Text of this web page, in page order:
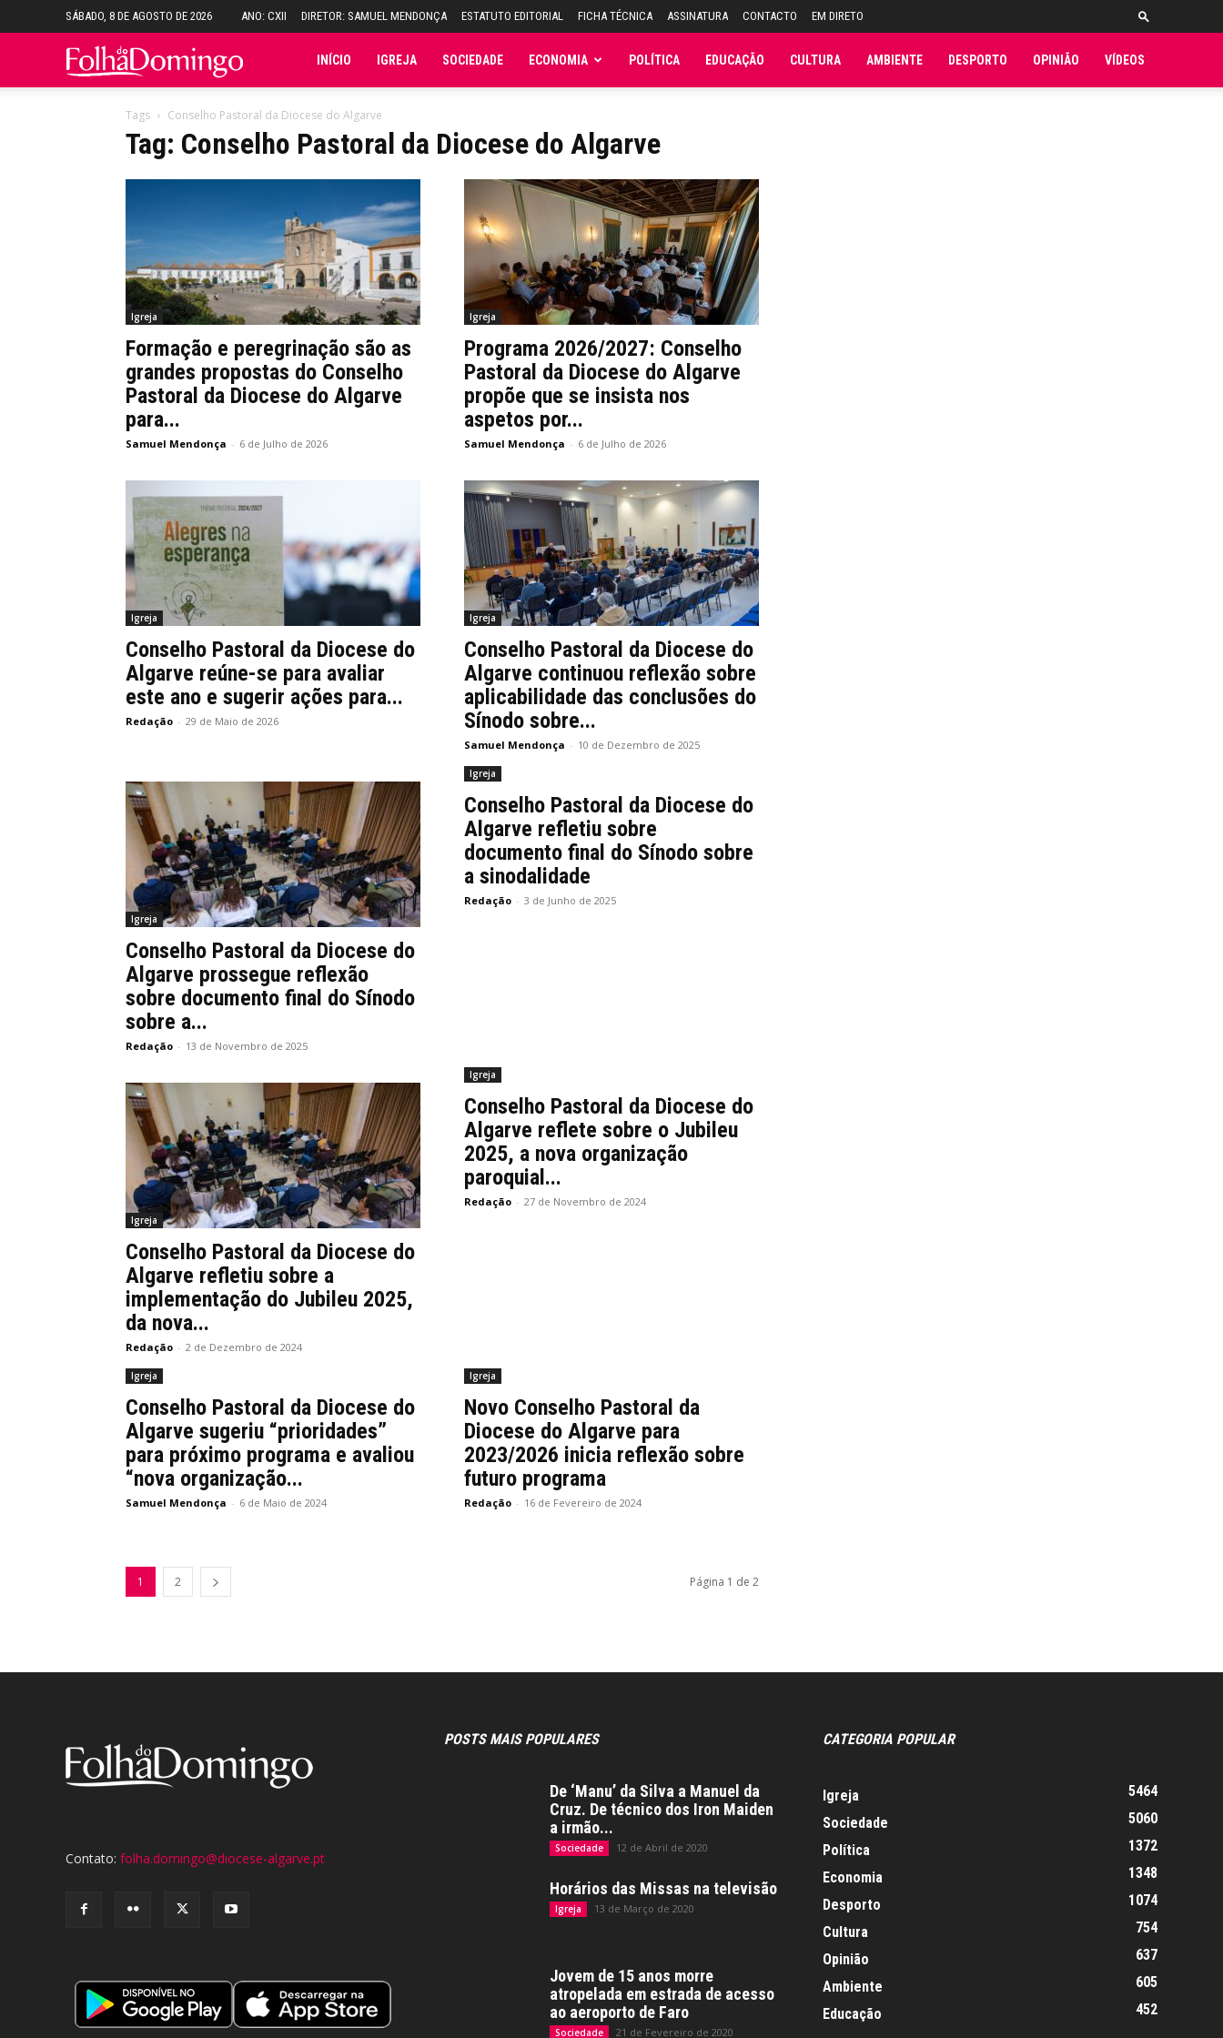
SÁBADO, 8 DE AGOSTO DE 2026 ANO: CXII DIRETOR: SAMUEL MENDONÇA ESTATUTO EDITORIAL FICHA TÉCNICA ASSINATURA CONTACTO EM DIRETO
Folha
do
INÍCIO IGREJA SOCIEDADE ECONOMIA POLÍTICA EDUCAÇÃO CULTURA AMBIENTE DESPORTO OPINIÃO VÍDEOS
Tags Conselho Pastoral da Diocese do Algarve
Tag: Conselho Pastoral da Diocese do Algarve
Igreja
Formação e peregrinação são as
grandes propostas do Conselho
Pastoral da Diocese do Algarve
para...
Samuel Mendonça - 6 de Julho de 2026
Igreja
Programa 2026/2027: Conselho
Pastoral da Diocese do Algarve
propõe que se insista nos
aspetos por...
Samuel Mendonça - 6 de Julho de 2026
Igreja
Conselho Pastoral da Diocese do
Algarve reúne-se para avaliar
este ano e sugerir ações para...
Redação - 29 de Maio de 2026
Igreja
Conselho Pastoral da Diocese do
Algarve continuou reflexão sobre
aplicabilidade das conclusões do
Sínodo sobre...
Samuel Mendonça - 10 de Dezembro de 2025
Igreja
Conselho Pastoral da Diocese do
Algarve prossegue reflexão
sobre documento final do Sínodo
sobre a...
Redação - 13 de Novembro de 2025
Igreja
Conselho Pastoral da Diocese do
Algarve refletiu sobre
documento final do Sínodo sobre
a sinodalidade
Redação - 3 de Junho de 2025
Igreja
Conselho Pastoral da Diocese do
Algarve refletiu sobre a
implementação do Jubileu 2025,
da nova...
Redação - 2 de Dezembro de 2024
Igreja
Conselho Pastoral da Diocese do
Algarve reflete sobre o Jubileu
2025, a nova organização
paroquial...
Redação - 27 de Novembro de 2024
Igreja
Conselho Pastoral da Diocese do
Algarve sugeriu “prioridades”
para próximo programa e avaliou
“nova organização...
Samuel Mendonça - 6 de Maio de 2024
Igreja
Novo Conselho Pastoral da
Diocese do Algarve para
2023/2026 inicia reflexão sobre
futuro programa
Redação - 16 de Fevereiro de 2024
1 2 Página 1 de 2
Contato: folha.domingo@diocese-algarve.pt
POSTS MAIS POPULARES
De ‘Manu’ da Silva a Manuel da
Cruz. De técnico dos Iron Maiden
a irmão...
Sociedade 12 de Abril de 2020
Horários das Missas na televisão
Igreja 13 de Março de 2020
Jovem de 15 anos morre
atropelada em estrada de acesso
ao aeroporto de Faro
Sociedade 21 de Fevereiro de 2020
CATEGORIA POPULAR
Igreja
5464
Sociedade
5060
Política
1372
Economia
1348
Desporto
1074
Cultura
754
Opinião
637
Ambiente
605
Educação
452